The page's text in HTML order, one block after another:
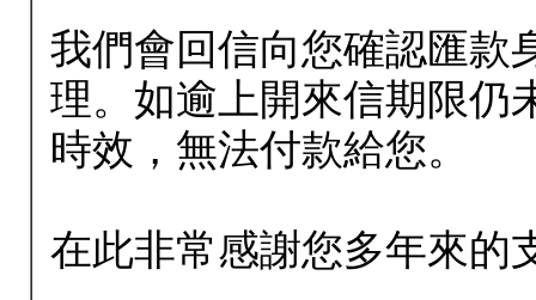
我們會回信向您確認匯款
理。如逾上開來信期限仍
時效，無法付款給您。
在此非常感謝您多年來的